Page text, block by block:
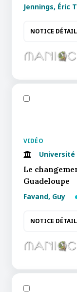
Jennings, Éric
NOTICE
VIDÉO
Le
Guadeloupe
Favand, Guy
NOTICE